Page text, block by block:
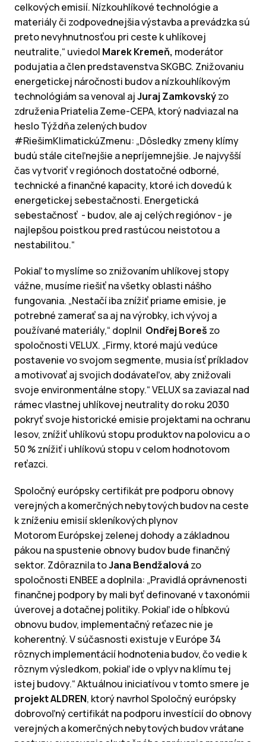
celkových emisií. Nízkouhlíkové technológie a
materiály či zodpovednejšia výstavba a prevádzka sú
preto nevyhnutnosťou pri ceste k uhlíkovej
neutralite,“ uviedol Marek Kremeň, moderátor
podujatia a člen predstavenstva SKGBC. Znižovaniu
energetickej náročnosti budov a nízkouhlíkovým
technológiám sa venoval ajJuraj Zamkovskýzo
združenia Priatelia Zeme-CEPA, ktorý nadviazal na
heslo Týždňa zelených budov
#RiešimKlimatickúZmenu: „Dôsledky zmeny klímy
budú stále citeľnejšie a nepríjemnejšie. Je najvyšší
čas vytvoriť v regiónoch dostatočné odborné,
technické a finančné kapacity, ktoré ich dovedú k
energetickej sebestačnosti. Energetická
sebestačnosť - budov, ale aj celých regiónov - je
najlepšou poistkou pred rastúcou neistotou a
nestabilitou.“
Pokiaľ to myslíme so znižovaním uhlíkovej stopy
vážne, musíme riešiť na všetky oblasti nášho
fungovania. „Nestačí iba znížiť priame emisie, je
potrebné zamerať sa aj na výrobky, ich vývoj a
používané materiály,“ doplnil Ondřej Boreš zo
spoločnosti VELUX. „Firmy, ktoré majú vedúce
postavenie vo svojom segmente, musia ísť príkladov
a motivovať aj svojich dodávateľov, aby znižovali
svoje environmentálne stopy.“ VELUX sa zaviazal nad
rámec vlastnej uhlíkovej neutrality do roku 2030
pokryť svoje historické emisie projektami na ochranu
lesov, znížiť uhlíkovú stopu produktov na polovicu a o
50 % znížiť i uhlíkovú stopu v celom hodnotovom
reťazci.
Spoločný európsky certifikát pre podporu obnovy
verejných a komerčných nebytových budov na ceste
k zníženiu emisií skleníkových plynov
Motorom Európskej zelenej dohody a základnou
pákou na spustenie obnovy budov bude finančný
sektor. Zdôraznila toJana Bendžalová zo
spoločnosti ENBEE a doplnila: „Pravidlá oprávnenosti
finančnej podpory by mali byť definované v taxonómii
úverovej a dotačnej politiky. Pokiaľ ide o hĺbkovú
obnovu budov, implementačný reťazec nie je
koherentný. V súčasnosti existuje v Európe 34
rôznych implementácií hodnotenia budov, čo vedie k
rôznym výsledkom, pokiaľ ide o vplyv na klímu tej
istej budovy.“ Aktuálnou iniciatívou v tomto smere je
projekt ALDREN, ktorý navrhol Spoločný európsky
dobrovoľný certifikát na podporu investícií do obnovy
verejných a komerčných nebytových budov vrátane